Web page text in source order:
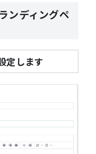
ンディングペ
定します